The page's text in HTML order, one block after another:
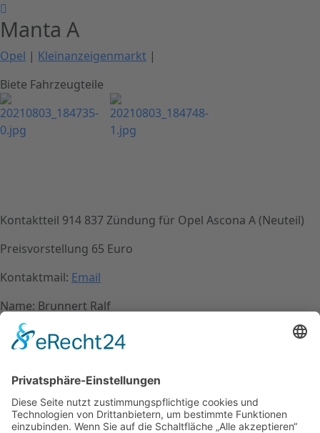
Manta A
Opel | Kleinanzeigenmarkt |
Biete Fahrzeugteile
Kontaktteil 914 837 Zündung für Opel Ascona A (Neuteil)
Preisvorstellung 65 Euro
Kontaktmail: Email
Name: Brunnert Ralf
Kontakt
Impressum
Mitgliederbereich
Facebook
Instagram